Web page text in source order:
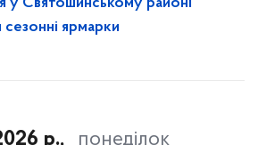
у Святошинському районі
сезонні ярмарки
р., понеділок